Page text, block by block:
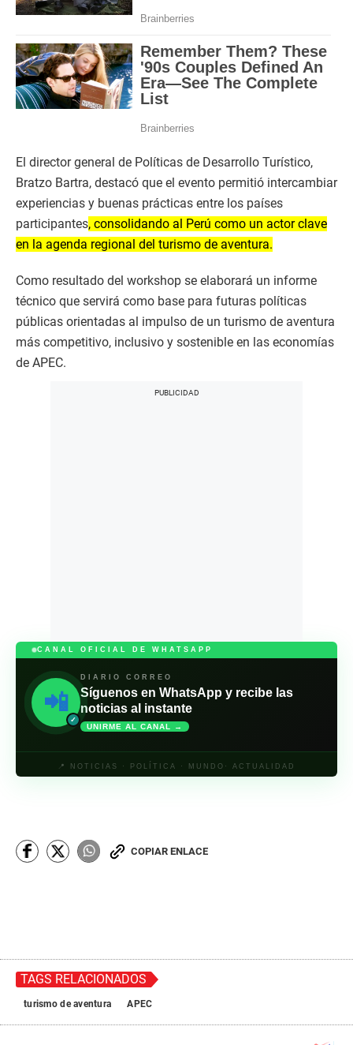
El director general de Políticas de Desarrollo Turístico,
Bratzo Bartra, destacó que el evento permitió intercambiar
experiencias y buenas prácticas entre los países
participantes, consolidando al Perú como un actor clave
en la agenda regional del turismo de aventura.
Como resultado del workshop se elaborará un informe
técnico que servirá como base para futuras políticas
públicas orientadas al impulso de un turismo de aventura
más competitivo, inclusivo y sostenible en las economías
de APEC.
CANAL OFICIAL DE WHATSAPP
📲
✓
DIARIO CORREO
Síguenos en WhatsApp y recibe las
noticias al instante
UNIRME AL CANAL →
📍 NOTICIAS · POLÍTICA · MUNDO· ACTUALIDAD
COPIAR ENLACE
TAGS RELACIONADOS
turismo de aventura APEC